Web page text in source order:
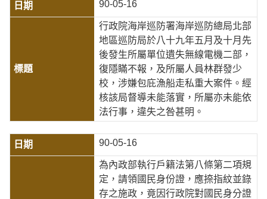
90-05-16
行政院海岸巡防署海岸巡防總局北部
地區巡防局於八十九年五月及十月先
後發生所屬單位遺失無線電機二部，
復隱瞞不報，及所屬人員林群發少
校，涉嫌包庇漁船走私重大案件。經
核該局督導未能落實，所屬亦未能依
法行事，違失之咎甚明。
90-05-16
為內政部執行戶籍法第八條第二項規
定，請領國民身份證，應捺指紋並錄
存之施政，竟因行政院對國民身分證